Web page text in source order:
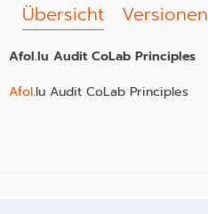
Übersicht Versionen
Afol.lu Audit CoLab Principles
Afol.lu Audit CoLab Principles